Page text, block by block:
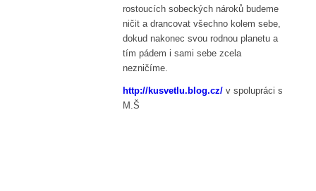
rostoucích sobeckých nároků budeme
ničit a drancovat všechno kolem sebe,
dokud nakonec svou rodnou planetu a
tím pádem i sami sebe zcela
nezničíme.
http://kusvetlu.blog.cz/v spolupráci s
M.Š